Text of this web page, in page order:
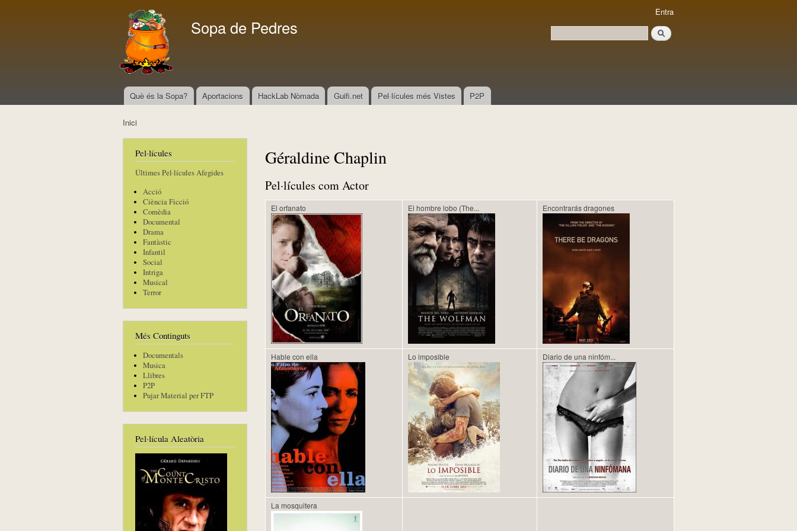
Sopa de Pedres
Formulari de cerca
Cerca
Menú principal
Què és la Sopa? Aportacions HackLab Nòmada Guifi.net Pel·lícules més Vistes P2P
Entra
Inici
Pel·lícules
Últimes Pel·lícules Afegides
Acció
Ciència Ficció
Comèdia
Documental
Drama
Fantàstic
Infantil
Social
Intriga
Musical
Terror
Més Continguts
Documentals
Musica
Llibres
P2P
Pujar Material per FTP
Pel·lícula Aleatòria
Géraldine Chaplin
Pel·lícules com Actor
El orfanato El hombre lobo (The... Encontrarás dragones
Hable con ella Lo imposible Diario de una ninfóm...
La mosquitera